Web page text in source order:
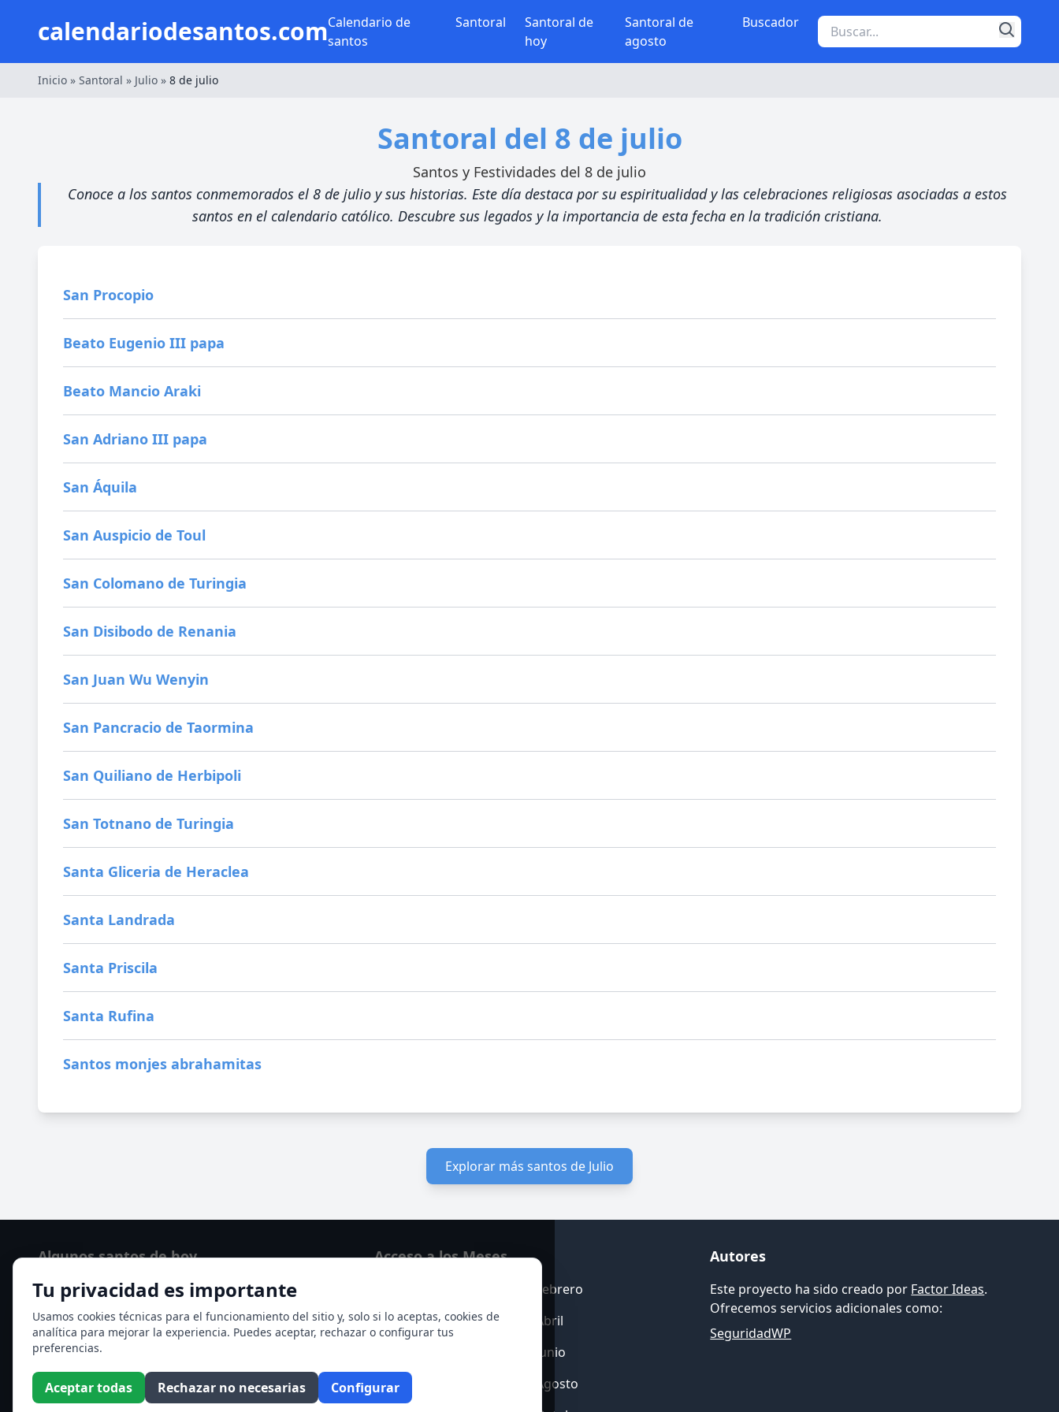
calendariodesantos.comCalendario de
santos
Santoral
Santoral de
hoy
Santoral de
agosto
Buscador
Inicio » Santoral » Julio » 8 de julio
Santoral del 8 de julio
Santos y Festividades del 8 de julio
Conoce a los santos conmemorados el 8 de julio y sus historias. Este día destaca por su espiritualidad y las celebraciones religiosas asociadas a estos
santos en el calendario católico. Descubre sus legados y la importancia de esta fecha en la tradición cristiana.
San Procopio
Beato Eugenio III papa
Beato Mancio Araki
San Adriano III papa
San Áquila
San Auspicio de Toul
San Colomano de Turingia
San Disibodo de Renania
San Juan Wu Wenyin
San Pancracio de Taormina
San Quiliano de Herbipoli
San Totnano de Turingia
Santa Gliceria de Heraclea
Santa Landrada
Santa Priscila
Santa Rufina
Santos monjes abrahamitas
Explorar más santos de Julio
Tu privacidad es importante
Usamos cookies técnicas para el funcionamiento del sitio y, solo si lo aceptas, cookies de
analítica para mejorar la experiencia. Puedes aceptar, rechazar o configurar tus
preferencias.
Aceptar todas Rechazar no necesarias Configurar
Algunos santos de hoy
Santo Domingo de Guzmán
Ver todos los santos de hoy
Acceso a los Meses
Febrero
Marzo
Abril
Junio
Julio
Agosto
Autores
Este proyecto ha sido creado por Factor Ideas.
Ofrecemos servicios adicionales como:
SeguridadWP